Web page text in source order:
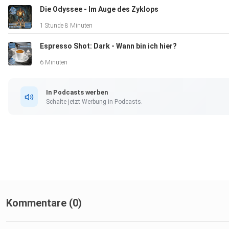
Jörg und Marc.
Wir freuen uns sehr über ein kostenloses Abo. Aktiviert die
Die Odyssee - Im Auge des Zyklops
1 Stunde 8 Minuten
Espresso Shot: Dark - Wann bin ich hier?
6 Minuten
In Podcasts werben
Schalte jetzt Werbung in Podcasts.
Kommentare (0)